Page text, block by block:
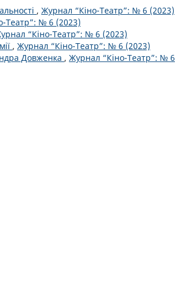
, Журнал “Кіно-Театр”: № 6 (2023)
Театр”: № 6 (2023)
“Кіно-Театр”: № 6 (2023)
, Журнал “Кіно-Театр”: № 6 (2023)
Довженка , Журнал “Кіно-Театр”: № 6